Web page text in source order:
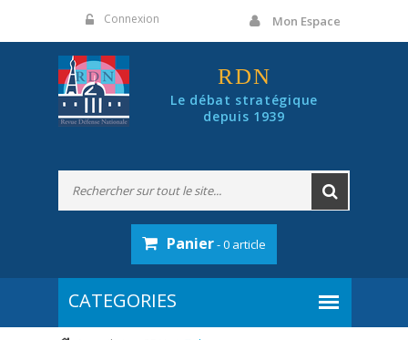
Connexion Mon Espace
RDN
Le débat stratégique
depuis 1939
Panier- 0 article